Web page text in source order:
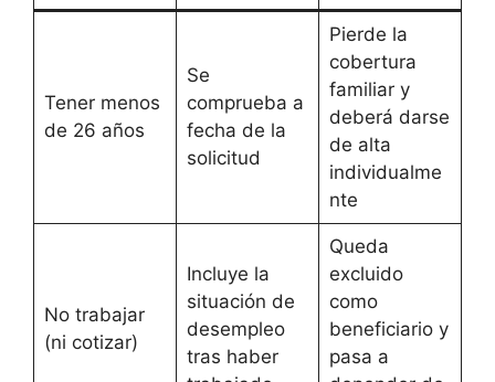
Tener menos
de 26 años
Se
comprueba a
fecha de la
solicitud
Pierde la
cobertura
familiar y
deberá darse
de alta
individualme
nte
No trabajar
(ni cotizar)
Incluye la
situación de
desempleo
tras haber
Queda
excluido
como
beneficiario y
pasa a